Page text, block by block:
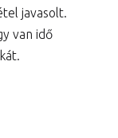
javasolt.
van idő